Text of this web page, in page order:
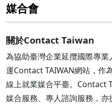
媒合會
關於Contact Taiwan
為協助臺灣企業延攬國際專
運Contact TAIWAN網站，作
線上就業媒合平臺。​Contact
媒合服務、專人諮詢服務，